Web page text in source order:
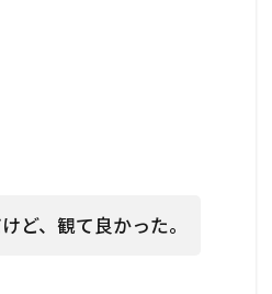
ど、観て良かった。